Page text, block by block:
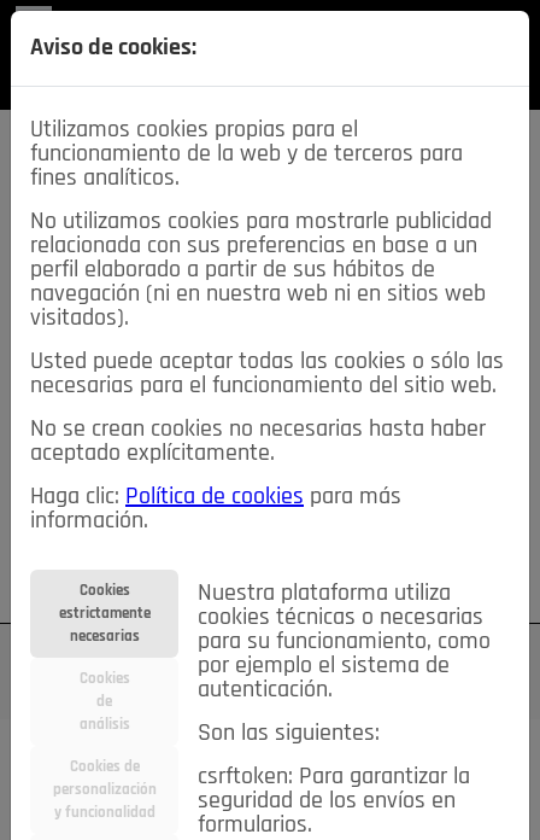
SECCIONES
descarga esta
REVISTA
≡NOTICIAS
NOTICIAS SERVICIOS DE INTERÉS
TABLÓN DE ANUNCIOS MIS ANUNCIOS CONTACTO
NOSOTROS
Su cuenta Regístrese ¿Olvidó su contraseña?
Todas las noticias..
#TePrestoMisOjos Caridad
Ciencia&Tecnología
Economía
Aviso de cookies:
Utilizamos cookies propias para el
funcionamiento de la web y de terceros para
fines analíticos.
No utilizamos cookies para mostrarle publicidad
relacionada con sus preferencias en base a un
perfil elaborado a partir de sus hábitos de
navegación (ni en nuestra web ni en sitios web
visitados).
Usted puede aceptar todas las cookies o sólo las
necesarias para el funcionamiento del sitio web.
No se crean cookies no necesarias hasta haber
aceptado explícitamente.
Haga clic: Política de cookies para más
información.
Cookies
estrictamente
necesarias
Cookies
de
análisis
Cookies de
personalización
y funcionalidad
Nuestra plataforma utiliza
cookies técnicas o necesarias
para su funcionamiento, como
por ejemplo el sistema de
autenticación.
Son las siguientes:
csrftoken: Para garantizar la
seguridad de los envíos en
formularios.